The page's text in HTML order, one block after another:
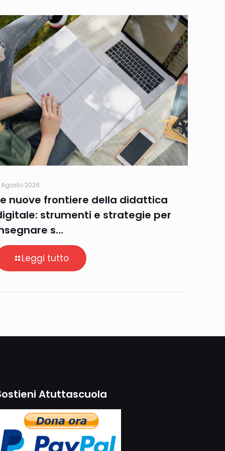
2026
nuove frontiere della didattica
strumenti e strategie per
s…
Leggi tutto
Atuttascuola